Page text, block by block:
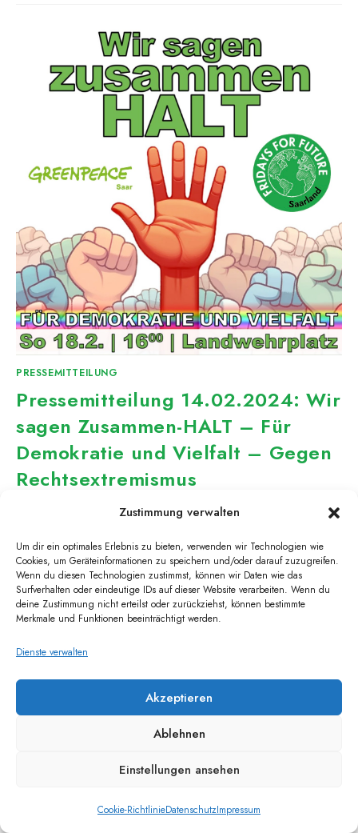
Zustimmung verwalten
Um dir ein optimales Erlebnis zu bieten, verwenden wir Technologien wie
Cookies, um Geräteinformationen zu speichern und/oder darauf zuzugreifen.
Wenn du diesen Technologien zustimmst, können wir Daten wie das
Surfverhalten oder eindeutige IDs auf dieser Website verarbeiten. Wenn du
deine Zustimmung nicht erteilst oder zurückziehst, können bestimmte
Merkmale und Funktionen beeinträchtigt werden.
Dienste verwalten
Akzeptieren
Ablehnen
Einstellungen ansehen
Cookie-RichtlinieDatenschutzImpressum
PRESSEMITTEILUNG
Pressemitteilung 14.02.2024: Wir
sagen Zusammen-HALT – Für
Demokratie und Vielfalt – Gegen
Rechtsextremismus
Am Sonntag, dem 18.2.24 um 16 Uhr, rufen
Greenpeace Saar und Fridays for Future Saarland
zusammen mit einem breiten Bündnis von derzeit 35
unterstützenden saarländischen Gruppen und
Verbänden zur Demonstration…
Statement 24.12.2023: Nahost